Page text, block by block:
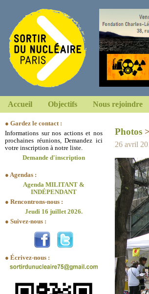
Accueil Objectifs Nous rejoindre
● Gardez le contact :
Informations sur nos actions et nos
prochaines réunions, Demandez ici
votre inscription à notre liste.
Demande d'inscription
● Agendas :
Agenda MILITANT &
INDÉPENDANT
● Rencontrons-nous :
Jeudi 16 juillet 2026.
● Suivez-nous :
● Écrivez-nous :
Photos >
26 avril